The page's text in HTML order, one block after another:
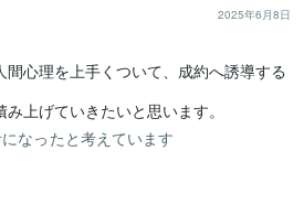
2025年6月8日
間心理を上手くついて、成約へ誘導する
上げていきたいと思います。
なったと考えています